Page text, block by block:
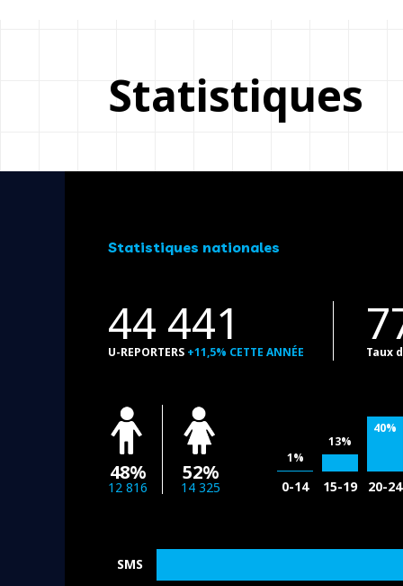
Statistiques
Statistiques nationales
44 441
U-REPORTERS +11,5% CETTE ANNÉE Taux
48%
12 816
52%
14 325
1%
13%
40%
0-14 15-19 20-24
SMS